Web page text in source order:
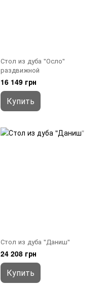
Стол из дуба "Осло"
раздвижной
16 149 грн
Купить
Стол из дуба "Даниш"
24 208 грн
Купить